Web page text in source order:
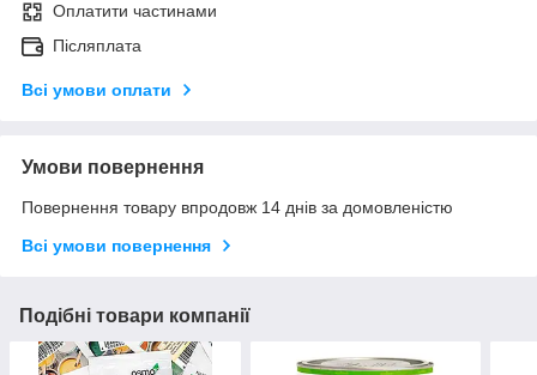
Оплатити частинами
Післяплата
Всі умови оплати
Умови повернення
Повернення товару впродовж 14 днів за домовленістю
Всі умови повернення
Подібні товари компанії